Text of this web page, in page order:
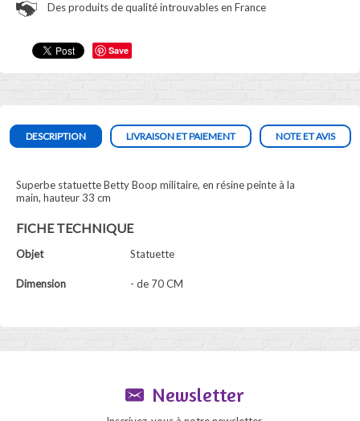
Save
Des produits de qualité introuvables en France
DESCRIPTION LIVRAISON ET PAIEMENT NOTE ET AVIS
Superbe statuette Betty Boop militaire, en résine peinte à la
main, hauteur 33 cm
FICHE TECHNIQUE
Objet Statuette
Dimension - de 70 CM
Newsletter